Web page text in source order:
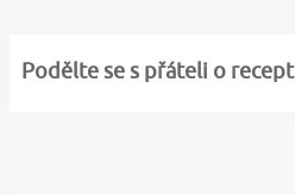
Podělte se s přáteli o recept